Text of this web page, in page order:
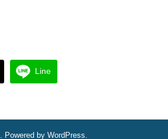
Line
. Powered by WordPress